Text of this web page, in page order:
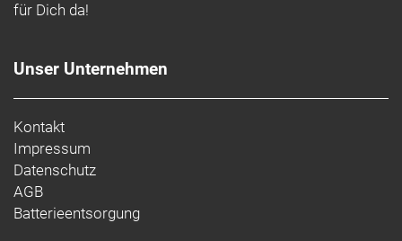
für Dich da!
Unser Unternehmen
Kontakt
Impressum
Datenschutz
AGB
Batterieentsorgung